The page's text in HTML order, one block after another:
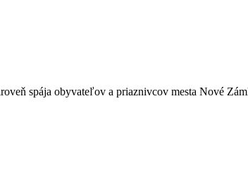
spája obyvateľov a priaznivcov mesta Nové